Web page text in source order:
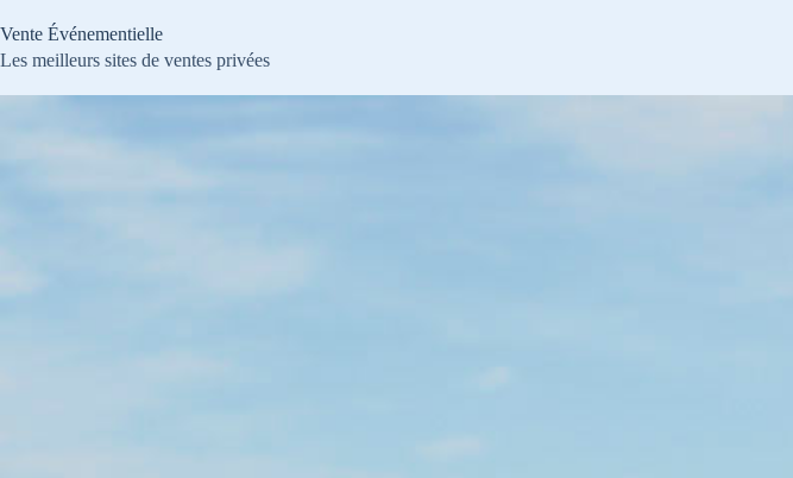
au
contenu
Vente Événementielle
Les meilleurs sites de ventes privées